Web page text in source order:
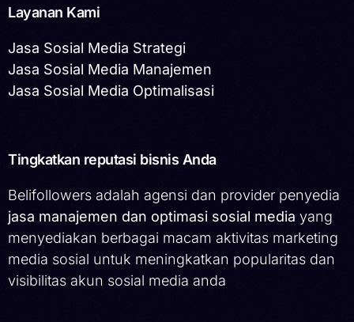
Layanan Kami
Jasa Sosial Media Strategi
Jasa Sosial Media Manajemen
Jasa Sosial Media Optimalisasi
Tingkatkan reputasi bisnis Anda
Belifollowers adalah agensi dan provider penyedia
jasa manajemen dan optimasi sosial media yang
menyediakan berbagai macam aktivitas marketing
media sosial untuk meningkatkan popularitas dan
visibilitas akun sosial media anda